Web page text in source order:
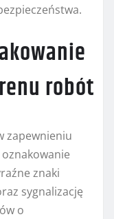
robót
zapewnieniu
znaki
sygnalizację
o